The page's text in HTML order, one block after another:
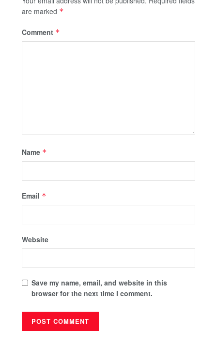
are marked *
Comment *
Name *
Email *
Website
Save my name, email, and website in this
browser for the next time I comment.